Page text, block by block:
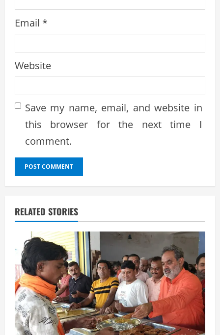
Email *
Website
Save my name, email, and website in
this browser for the next time I
comment.
RELATED STORIES